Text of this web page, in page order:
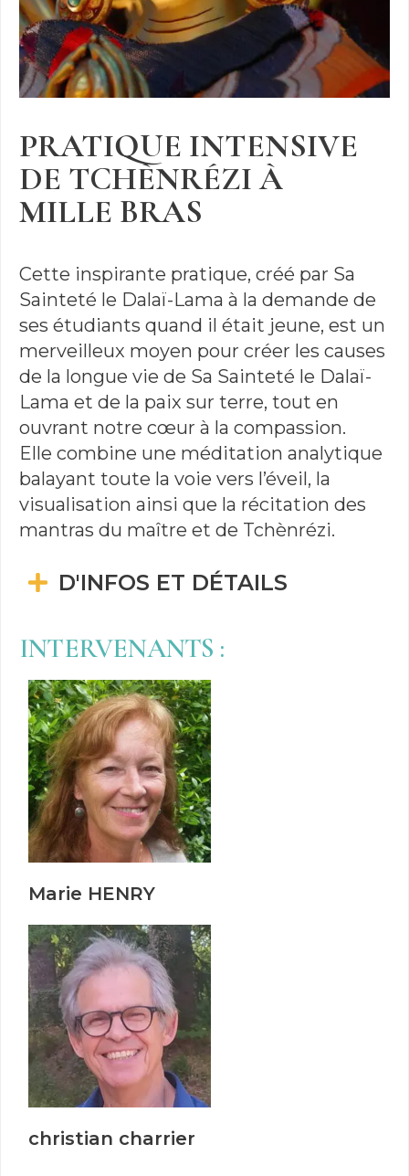
PRATIQUE INTENSIVE
DE TCHÈNRÉZI À
MILLE BRAS
Cette inspirante pratique, créé par Sa
Sainteté le Dalaï-Lama à la demande de
ses étudiants quand il était jeune, est un
merveilleux moyen pour créer les causes
de la longue vie de Sa Sainteté le Dalaï-
Lama et de la paix sur terre, tout en
ouvrant notre cœur à la compassion.
Elle combine une méditation analytique
balayant toute la voie vers l’éveil, la
visualisation ainsi que la récitation des
mantras du maître et de Tchènrézi.
D'INFOS ET DÉTAILS
INTERVENANTS :
Marie HENRY
christian charrier